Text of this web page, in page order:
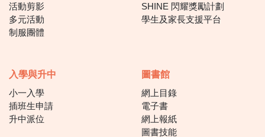
活動剪影
多元活動
制服團體
SHINE 閃耀獎勵計劃
學生及家長支援平台
入學與升中
小一入學
插班生申請
升中派位
圖書館
網上目錄
電子書
網上報紙
圖書技能